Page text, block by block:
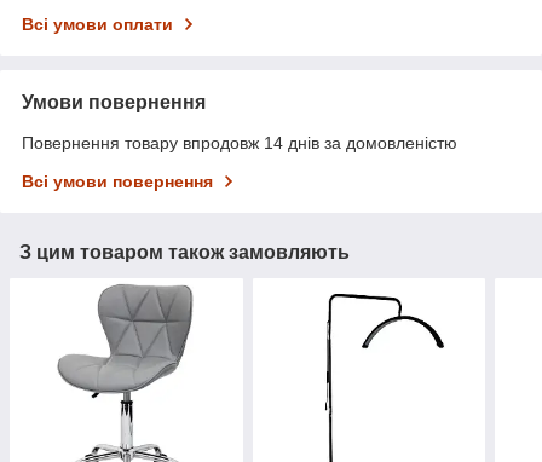
Всі умови оплати
Умови повернення
Повернення товару впродовж 14 днів за домовленістю
Всі умови повернення
З цим товаром також замовляють